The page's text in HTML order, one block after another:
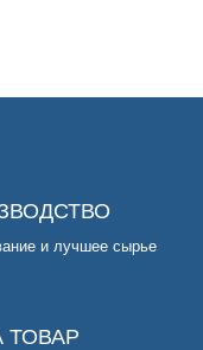
и лучшее сырье
ТОВАР